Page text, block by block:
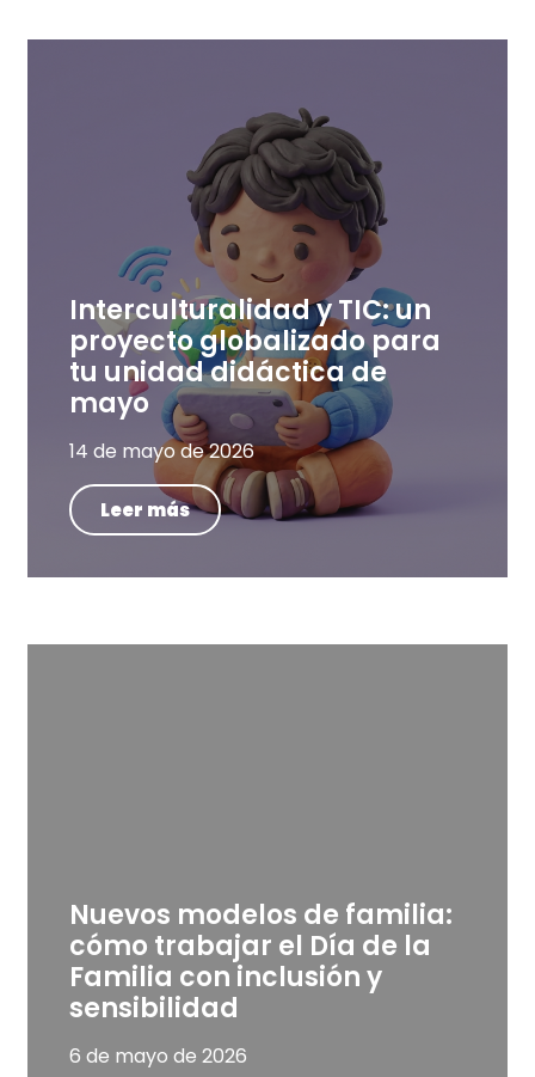
Interculturalidad y TIC: un
proyecto globalizado para
tu unidad didáctica de
mayo
14 de mayo de 2026
Leer más
Nuevos modelos de familia:
cómo trabajar el Día de la
Familia con inclusión y
sensibilidad
6 de mayo de 2026